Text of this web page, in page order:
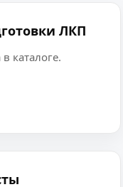
ЛКП
каталоге.